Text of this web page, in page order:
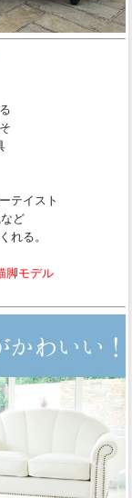
テイスト
ど
れる。
脚モデル